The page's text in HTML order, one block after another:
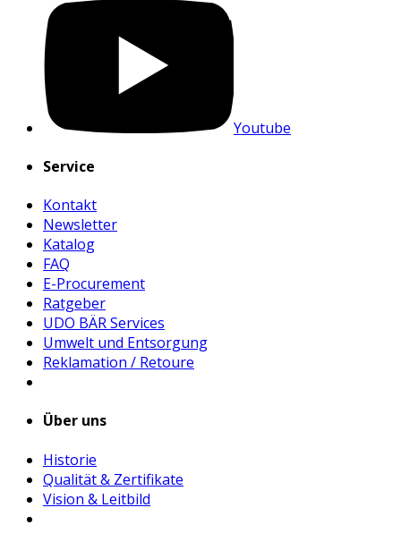
Youtube
Service
Kontakt
Newsletter
Katalog
FAQ
E-Procurement
Ratgeber
UDO BÄR Services
Umwelt und Entsorgung
Reklamation / Retoure
Über uns
Historie
Qualität & Zertifikate
Vision & Leitbild